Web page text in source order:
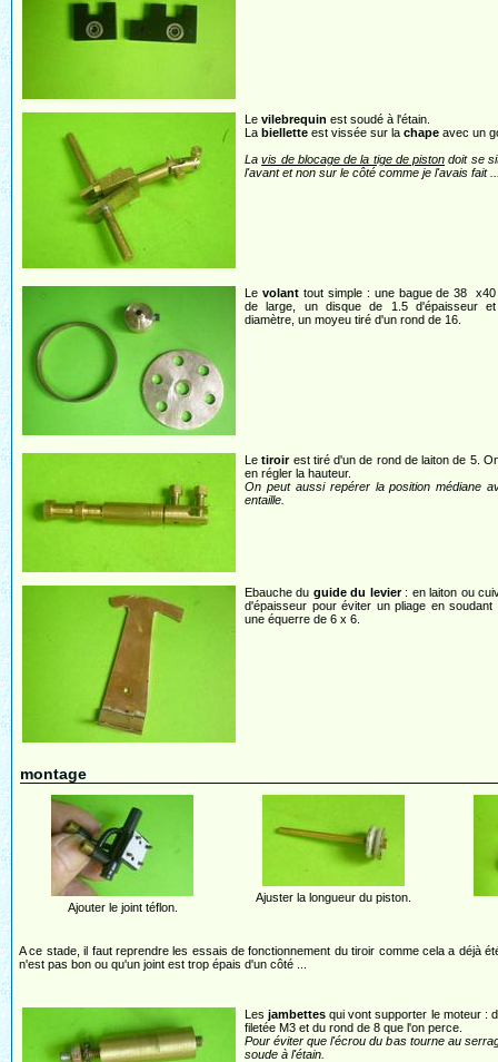
Le vilebrequin est soudé à l'étain.
La biellette est vissée sur la chape avec un
Lavis de blocage de la tige de piston doit se
l'avant et non sur le côté comme je l'avais fait
Le volanttout simple : une bague de 38
de large, un disque de 1.5 d'épaisseur
diamètre, un moyeu tiré d'un rond de 16.
Letiroirest tiré d'un de rond de laiton de 5.
en régler la hauteur.
On peut aussi repérer la position médiane
entaille.
Ebauche du guide du levier: en laiton ou
d'épaisseur pour éviter un pliage en soudant
une équerre de 6 x 6.
montage
Ajouter le joint téflon.
Ajuster la longueur du piston.
A ce stade, il faut reprendre les essais de fonctionnement du tiroir comme cela a déjà
n'est pas bon ou qu'un joint est trop épais d'un côté ...
Lesjambettes qui vont supporter le moteur :
filetée M3 et du rond de 8 que l'on perce.
Pour éviter que l'écrou du bas tourne au
soude à l'étain.